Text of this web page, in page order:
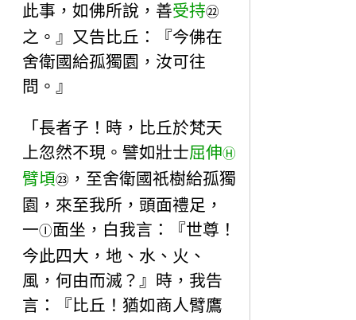
此事，如佛所說，善受持㉒
之。』又告比丘：『今佛在
舍衛國給孤獨園，汝可往
問。』
「長者子！時，比丘於梵天
上忽然不現。譬如壯士屈伸Ⓗ
臂頃㉓ ，至舍衛國祇樹給孤獨
園，來至我所，頭面禮足，
一Ⓘ面坐，白我言：『世尊！
今此四大，地、水、火、
風，何由而滅？』時，我告
言：『比丘！猶如商人臂鷹